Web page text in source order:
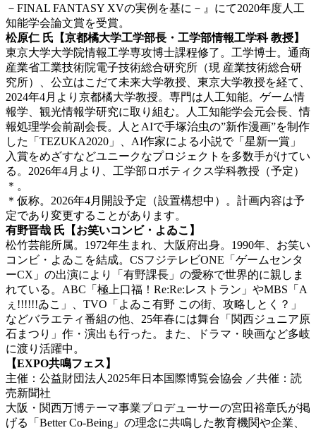
－FINAL FANTASY XVの実例を基に－』にて2020年度人工
知能学会論文賞を受賞。
松原仁 氏 【京都橘大学工学部長・工学部情報工学科 教授】
東京大学大学院情報工学専攻博士課程修了。工学博士。通商
産業省工業技術院電子技術総合研究所（現 産業技術総合研
究所）、公立はこだて未来大学教授、東京大学教授を経て、
2024年4月より京都橘大学教授。専門は人工知能。ゲーム情
報学、観光情報学研究に取り組む。人工知能学会元会長、情
報処理学会前副会長。人とAIで手塚治虫の”新作漫画”を制作
した「TEZUKA2020」、AI作家による小説で「星新一賞」
入賞をめざすなどユニークなプロジェクトを多数手がけてい
る。2026年4月より、工学部ロボティクス学科教授 （予定）
＊。
＊仮称。2026年4月開設予定（設置構想中）。計画内容は予
定であり変更することがあります。
有野晋哉 氏【お笑いコンビ・よゐこ】
松竹芸能所属。1972年生まれ、大阪府出身。1990年、お笑い
コンビ・よゐこを結成。CSフジテレビONE「ゲームセンタ
ーCX」の出演により「有野課長」の愛称で世界的に親しま
れている。ABC「極上口福！Re:Re:レストラン」やMBS「A
ぇ!!!!!!ゐこ」、TVO「よゐこ有野 この街、攻略しとく？」
などバラエティ番組の他、25年春には舞台「関西ジュニア原
石まつり」作・演出も行った。また、ドラマ・映画など多岐
に渡り活躍中。
【EXPO共鳴フェス】
主催：公益財団法人2025年日本国際博覧会協会 ／共催：読
売新聞社
大阪・関西万博テーマ事業プロデューサーの宮田裕章氏が掲
げる「Better Co-Being」の理念に共鳴した教育機関や企業、